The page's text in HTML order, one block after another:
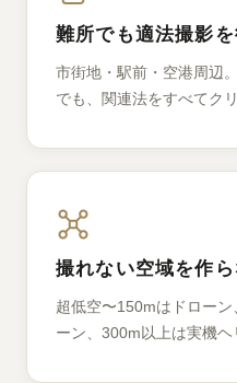
難所でも適法撮影
市街地・駅前・空港周辺
でも、関連法をすべてク
撮れない空域を作
超低空〜150mはドロー
ーン、300m以上は実機ヘ